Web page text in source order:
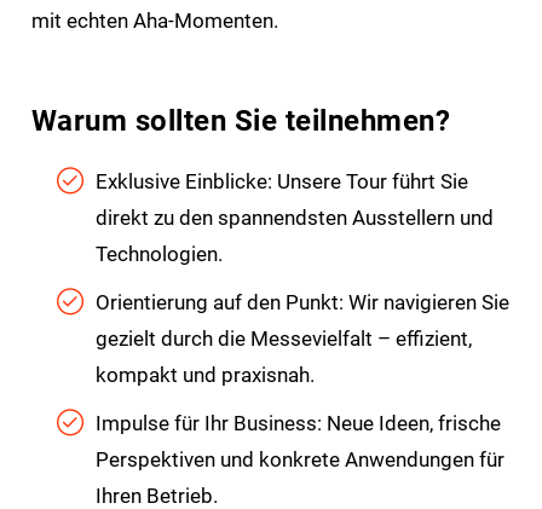
mit echten Aha-Momenten.
Warum sollten Sie teilnehmen?
Exklusive Einblicke: Unsere Tour führt Sie
direkt zu den spannendsten Ausstellern und
Technologien.
Orientierung auf den Punkt: Wir navigieren Sie
gezielt durch die Messevielfalt – effizient,
kompakt und praxisnah.
Impulse für Ihr Business: Neue Ideen, frische
Perspektiven und konkrete Anwendungen für
Ihren Betrieb.